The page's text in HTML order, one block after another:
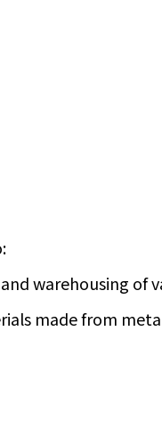
warehousing of
made from